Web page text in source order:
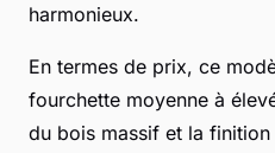
harmonieux.
En termes de prix, ce
fourchette moyenne à
du bois massif et la finition